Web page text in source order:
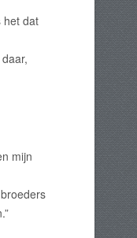
het dat
mijn